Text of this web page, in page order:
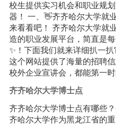
校生提供实习机会和职业规
器！ 一、👋齐齐哈尔大学就
来看看吧！ 齐齐哈尔大学就
造的职业发展平台，简直是
✨！下面我们就来详细扒一
这个网站提供了海量的招聘
校外企业宣讲会，都能第一
齐齐哈尔大学博士点
齐齐哈尔大学博士点有哪些
齐哈尔大学作为黑龙江省的